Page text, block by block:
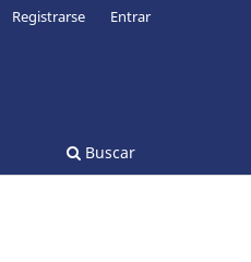
Buscar
Registrarse Entrar